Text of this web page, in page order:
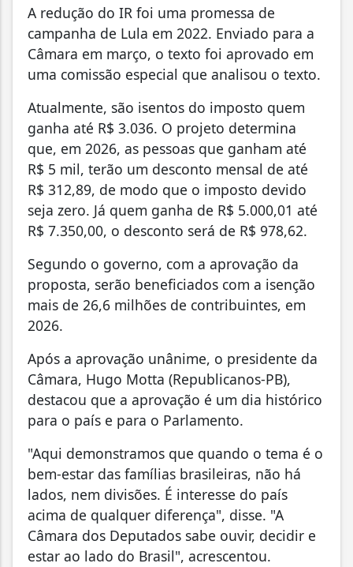
A redução do IR foi uma promessa de
campanha de Lula em 2022. Enviado para a
Câmara em março, o texto foi aprovado em
uma comissão especial que analisou o texto.
Atualmente, são isentos do imposto quem
ganha até R$ 3.036. O projeto determina
que, em 2026, as pessoas que ganham até
R$ 5 mil, terão um desconto mensal de até
R$ 312,89, de modo que o imposto devido
seja zero. Já quem ganha de R$ 5.000,01 até
R$ 7.350,00, o desconto será de R$ 978,62.
Segundo o governo, com a aprovação da
proposta, serão beneficiados com a isenção
mais de 26,6 milhões de contribuintes, em
2026.
Após a aprovação unânime, o presidente da
Câmara, Hugo Motta (Republicanos-PB),
destacou que a aprovação é um dia histórico
para o país e para o Parlamento.
"Aqui demonstramos que quando o tema é o
bem-estar das famílias brasileiras, não há
lados, nem divisões. É interesse do país
acima de qualquer diferença", disse. "A
Câmara dos Deputados sabe ouvir, decidir e
estar ao lado do Brasil", acrescentou.